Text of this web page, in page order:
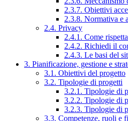
2.3.7. Obiettivi
2.3.8. Normativa e
2.4. Privacy
2.4.1. Come
2.4.2. Richiedi il
2.4.3. Le basi del
3. Pianificazione, gestione e
3.1. Obiettivi del progetto
3.2. Tipologie di progetti
3.2.1. Tipologie di
3.2.2. Tipologie di
3.2.3. Tipologie di
3.3. Competenze, ruoli e